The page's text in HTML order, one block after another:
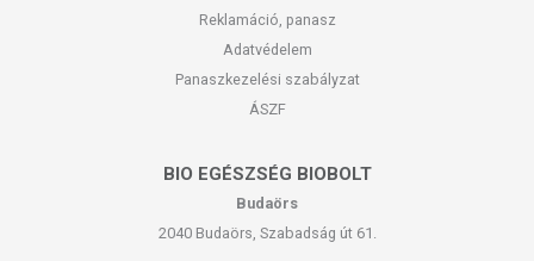
Reklamáció, panasz
Adatvédelem
Panaszkezelési szabályzat
ÁSZF
BIO EGÉSZSÉG BIOBOLT
Budaörs
2040 Budaörs, Szabadság út 61.